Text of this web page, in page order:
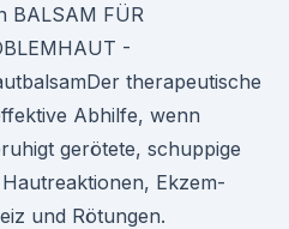
BALSAM FÜR
-
therapeutische
Abhilfe, wenn
gerötete, schuppige
Ekzem-
und Rötungen.